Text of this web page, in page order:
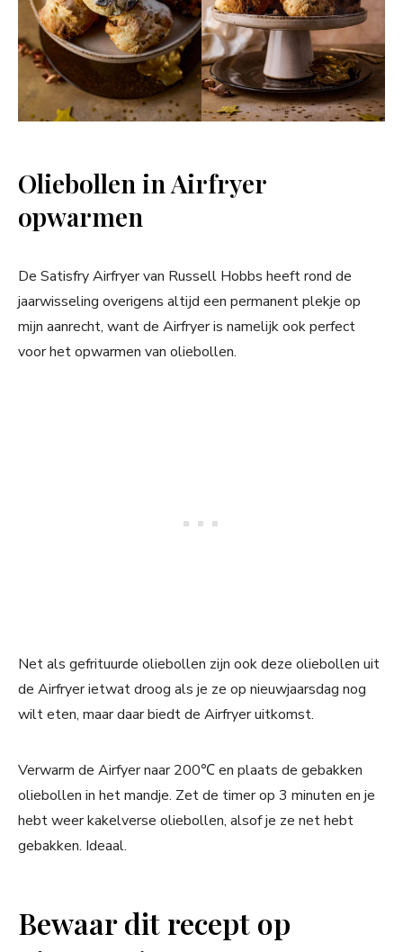
Oliebollen in Airfryer
opwarmen
De Satisfry Airfryer van Russell Hobbs heeft rond de
jaarwisseling overigens altijd een permanent plekje op
mijn aanrecht, want de Airfryer is namelijk ook perfect
voor het opwarmen van oliebollen.
Net als gefrituurde oliebollen zijn ook deze oliebollen uit
de Airfryer ietwat droog als je ze op nieuwjaarsdag nog
wilt eten, maar daar biedt de Airfryer uitkomst.
Verwarm de Airfyer naar 200℃ en plaats de gebakken
oliebollen in het mandje. Zet de timer op 3 minuten en je
hebt weer kakelverse oliebollen, alsof je ze net hebt
gebakken. Ideaal.
Bewaar dit recept op